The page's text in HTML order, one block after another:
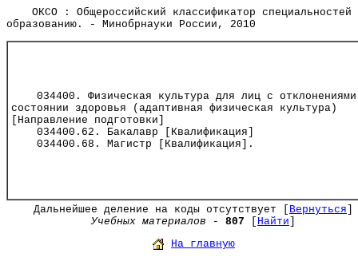
ОКСО : Общероссийский классификатор специальностей
образованию. - Минобрнауки России, 2010
034400. Физическая культура для лиц с
состоянии здоровья (адаптивная физическая культура)
[Направление подготовки]
034400.62. Бакалавр [Квалификация]
034400.68. Магистр [Квалификация].
Дальнейшее деление на коды отсутствует [ Вернуться
Учебных материалов - 807 Найти
На главную